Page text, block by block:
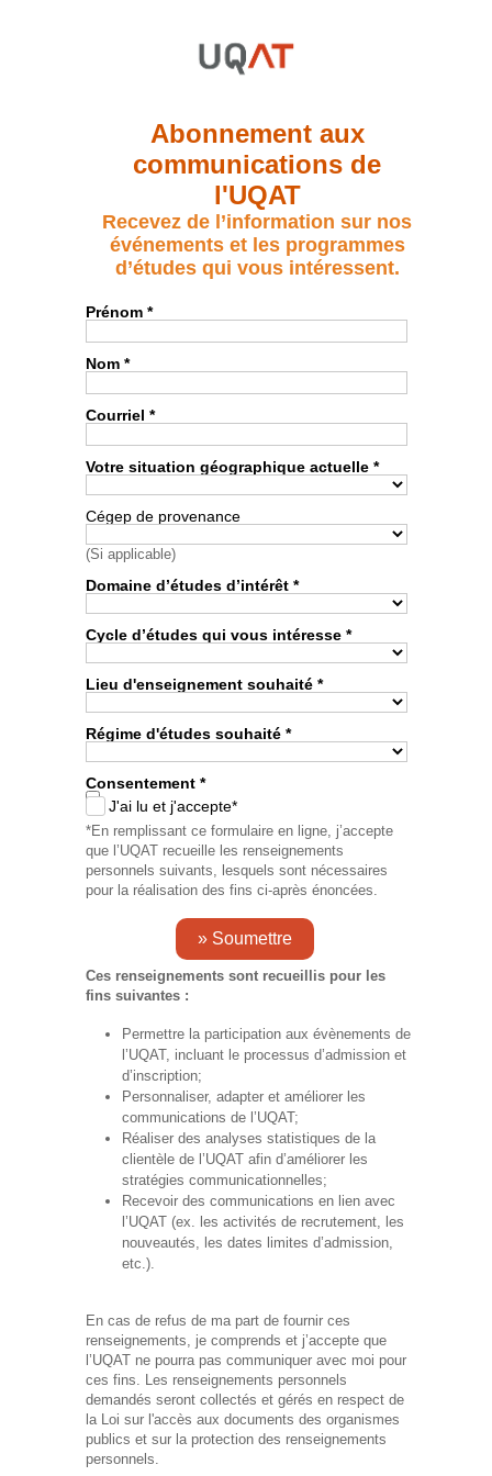
Abonnement aux
communications de
l'UQAT
Recevez de l’information sur nos
événements et les programmes
d’études qui vous intéressent.
Prénom *
Nom *
Courriel *
Votre situation géographique actuelle *
Cégep de provenance
(Si applicable)
Domaine d’études d’intérêt *
Cycle d’études qui vous intéresse *
Lieu d'enseignement souhaité *
Régime d'études souhaité *
Consentement *
J'ai lu et j'accepte*
*En remplissant ce formulaire en ligne, j’accepte
que l’UQAT recueille les renseignements
personnels suivants, lesquels sont nécessaires
pour la réalisation des fins ci-après énoncées.
Ces renseignements sont recueillis pour les
fins suivantes :
Permettre la participation aux évènements de
l’UQAT, incluant le processus d’admission et
d’inscription;
Personnaliser, adapter et améliorer les
communications de l’UQAT;
Réaliser des analyses statistiques de la
clientèle de l’UQAT afin d’améliorer les
stratégies communicationnelles;
Recevoir des communications en lien avec
l’UQAT (ex. les activités de recrutement, les
nouveautés, les dates limites d’admission,
etc.).
En cas de refus de ma part de fournir ces
renseignements, je comprends et j’accepte que
l’UQAT ne pourra pas communiquer avec moi pour
ces fins. Les renseignements personnels
demandés seront collectés et gérés en respect de
la Loi sur l'accès aux documents des organismes
publics et sur la protection des renseignements
personnels.